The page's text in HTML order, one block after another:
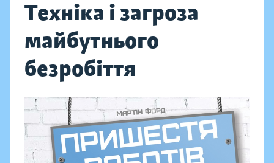
Техніка і загроза
майбутнього
безробіття